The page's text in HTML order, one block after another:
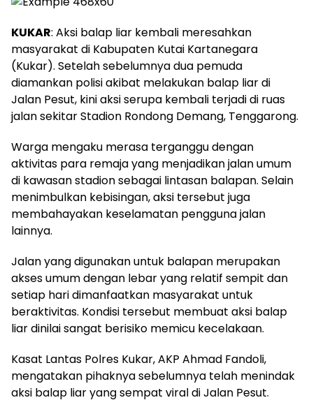
KUKAR: Aksi balap liar kembali meresahkan
masyarakat di Kabupaten Kutai Kartanegara
(Kukar). Setelah sebelumnya dua pemuda
diamankan polisi akibat melakukan balap liar di
Jalan Pesut, kini aksi serupa kembali terjadi di ruas
jalan sekitar Stadion Rondong Demang, Tenggarong.
Warga mengaku merasa terganggu dengan
aktivitas para remaja yang menjadikan jalan umum
di kawasan stadion sebagai lintasan balapan. Selain
menimbulkan kebisingan, aksi tersebut juga
membahayakan keselamatan pengguna jalan
lainnya.
Jalan yang digunakan untuk balapan merupakan
akses umum dengan lebar yang relatif sempit dan
setiap hari dimanfaatkan masyarakat untuk
beraktivitas. Kondisi tersebut membuat aksi balap
liar dinilai sangat berisiko memicu kecelakaan.
Kasat Lantas Polres Kukar, AKP Ahmad Fandoli,
mengatakan pihaknya sebelumnya telah menindak
aksi balap liar yang sempat viral di Jalan Pesut.